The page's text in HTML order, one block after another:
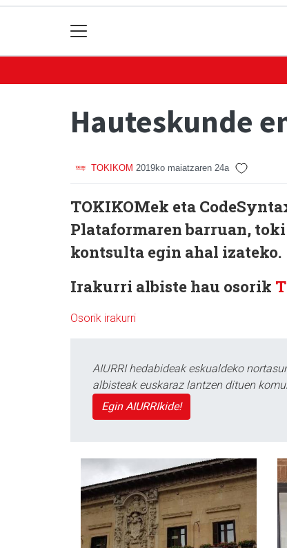
Hauteskunde
TOKIKOM 2019ko maiatzaren 24a
TOKIKOMek eta
Plataformaren barruan,
kontsulta egin ahal izateko.
Irakurri albiste hau osorik
Osorik irakurri
AIURRI hedabideak eskualdeko
albisteak euskaraz lantzen dituen
Egin AIURRIkide!